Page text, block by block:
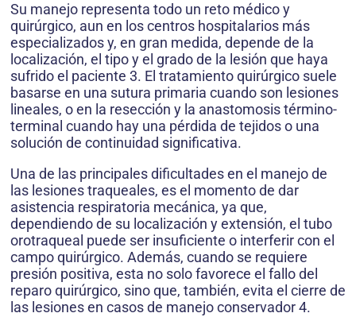
Su manejo representa todo un reto médico y
quirúrgico, aun en los centros hospitalarios más
especializados y, en gran medida, depende de la
localización, el tipo y el grado de la lesión que haya
sufrido el paciente 3. El tratamiento qui­rúrgico suele
basarse en una sutura primaria cuando son lesiones
lineales, o en la resección y la anastomosis término-
terminal cuando hay una pérdida de tejidos o una
solución de continuidad significativa.
Una de las principales dificultades en el ma­nejo de
las lesiones traqueales, es el momento de dar
asistencia respiratoria mecánica, ya que,
dependiendo de su localización y extensión, el tubo
orotraqueal puede ser insuficiente o inter­ferir con el
campo quirúrgico. Además, cuando se requiere
presión positiva, esta no solo favorece el fallo del
reparo quirúrgico, sino que, también, evita el cierre de
las lesiones en casos de manejo conservador 4.